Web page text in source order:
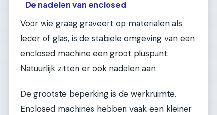
De nadelen van enclosed
Voor wie graag graveert op materialen als
leder of glas, is de stabiele omgeving van een
enclosed machine een groot pluspunt.
Natuurlijk zitten er ook nadelen aan.
De grootste beperking is de werkruimte.
Enclosed machines hebben vaak een kleiner